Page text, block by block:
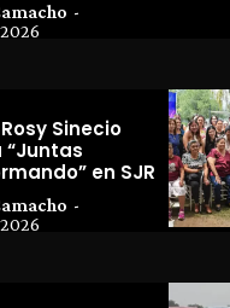
-
Sinecio
“Juntas
en SJR
-